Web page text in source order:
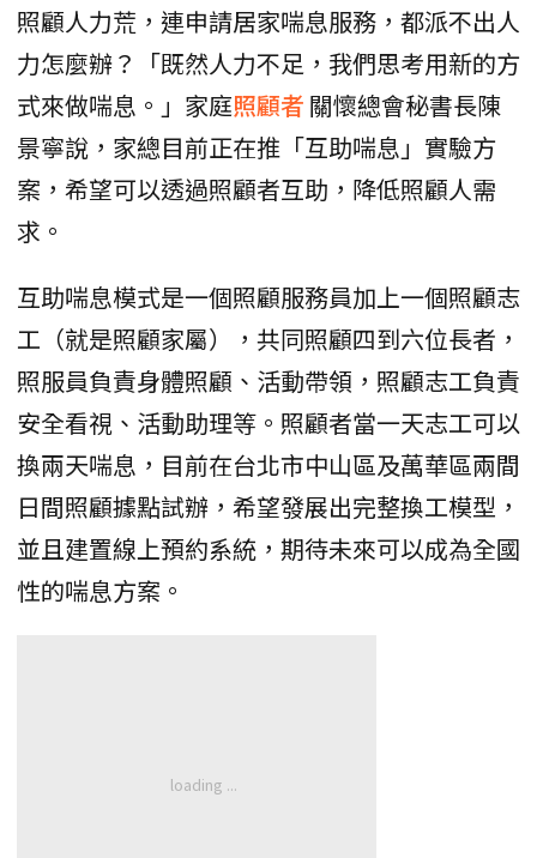
照顧人力荒，連申請居家喘息服務，都派不出人
力怎麼辦？「既然人力不足，我們思考用新的方
式來做喘息。」家庭照顧者 關懷總會秘書長陳
景寧說，家總目前正在推「互助喘息」實驗方
案，希望可以透過照顧者互助，降低照顧人需
求。
互助喘息模式是一個照顧服務員加上一個照顧志
工（就是照顧家屬），共同照顧四到六位長者，
照服員負責身體照顧、活動帶領，照顧志工負責
安全看視、活動助理等。照顧者當一天志工可以
換兩天喘息，目前在台北市中山區及萬華區兩間
日間照顧據點試辦，希望發展出完整換工模型，
並且建置線上預約系統，期待未來可以成為全國
性的喘息方案。